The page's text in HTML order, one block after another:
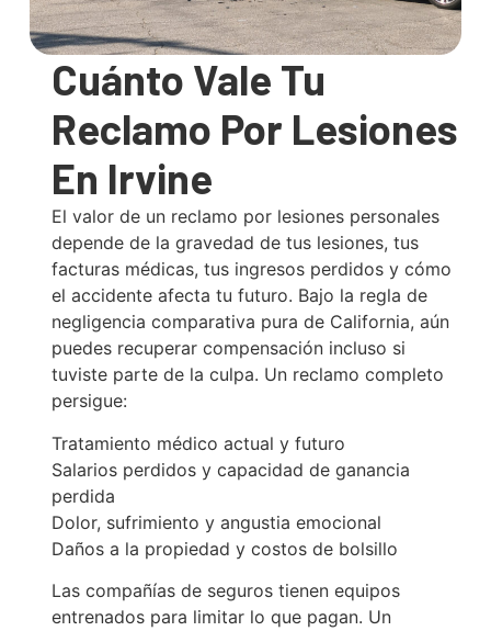
Cuánto Vale Tu
Reclamo Por Lesiones
En Irvine
El valor de un reclamo por lesiones personales
depende de la gravedad de tus lesiones, tus
facturas médicas, tus ingresos perdidos y cómo
el accidente afecta tu futuro. Bajo la regla de
negligencia comparativa pura de California, aún
puedes recuperar compensación incluso si
tuviste parte de la culpa. Un reclamo completo
persigue:
Tratamiento médico actual y futuro
Salarios perdidos y capacidad de ganancia
perdida
Dolor, sufrimiento y angustia emocional
Daños a la propiedad y costos de bolsillo
Las compañías de seguros tienen equipos
entrenados para limitar lo que pagan. Un